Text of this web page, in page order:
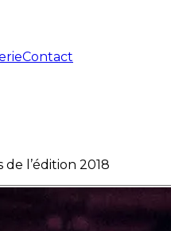
Contact
l’édition 2018